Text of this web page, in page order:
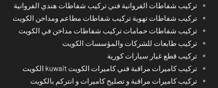
تركيب شفاطات الفروانية فني تركيب شفاطات هندي الفروانية
تركيب شفاطات تهوية تركيب شفاطات مطاعم ومداخن الكويت
تركيب شفاطات حمامات تركيب شفاطات مداخن في الكويت
تركيب طابعات للشركات والمؤسسات الكويت
تركيب قطع غيار سيارات كورية
تركيب كاميرات مراقبة فني كاميرات الكويت kuwait الكويت
تركيب كاميرات مراقبة و تصليح كاميرات و انتركم بالكويت